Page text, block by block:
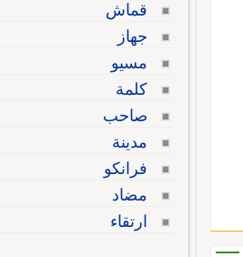
قماش
جهاز
مسيو
كلمة
صاحب
مدينة
فرانكو
مضاد
ارتقاء